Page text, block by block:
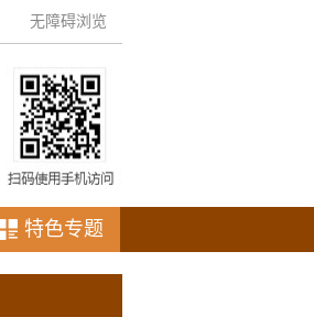
无障碍浏览
特色专题